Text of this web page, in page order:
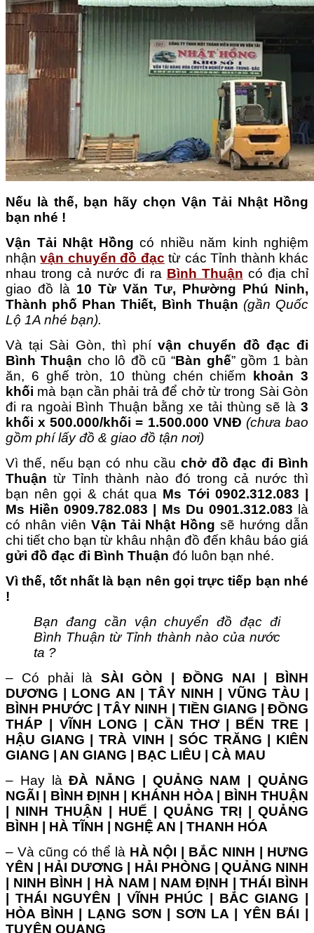
Nếu là thế, bạn hãy chọn Vận Tải Nhật Hồng
bạn nhé !
Vận Tải Nhật Hồng có nhiều năm kinh nghiệm
nhậnvận chuyển đồ đạc từ các Tỉnh thành khác
nhau trong cả nước đi ra Bình Thuận có địa chỉ
giao đồ là 10 Từ Văn Tư, Phường Phú Ninh,
Thành phố Phan Thiết, Bình Thuận (gần Quốc
Lộ 1A nhé bạn).
Và tại Sài Gòn, thì phívận chuyển đồ đạc đi
Bình Thuận cho lô đồ cũ “Bàn ghế” gồm 1 bàn
ăn, 6 ghế tròn, 10 thùng chén chiếm
khoản 3
khối mà bạn cần phải trả để chở từ trong Sài Gòn
đi ra ngoài Bình Thuận bằng xe tải thùng sẽ là 3
khối x 500.000/khối = 1.500.000 VNĐ (chưa bao
gồm phí lấy đồ & giao đồ tận nơi)
Vì thế, nếu bạn có nhu cầu chở đồ đạc đi Bình
Thuận từ Tỉnh thành nào đó trong cả nước thì
bạn nên gọi & chát qua Ms Tới 0902.312.083 |
Ms Hiền 0909.782.083 | Ms Du 0901.312.083 là
có nhân viên Vận Tải Nhật Hồng sẽ hướng dẫn
chi tiết cho bạn từ khâu nhận đồ đến khâu báo giá
gửi đồ đạc đi Bình Thuận đó luôn bạn nhé.
Vì thế, tốt nhất là bạn nên gọi trực tiếp bạn nhé
!
Bạn đang cần vận chuyển đồ đạc đi
Bình Thuận từ Tỉnh thành nào của nước
ta ?
– Có phải là SÀI GÒN | ĐỒNG NAI | BÌNH
DƯƠNG | LONG AN | TÂY NINH | VŨNG TÀU |
BÌNH PHƯỚC | TÂY NINH | TIỀN GIANG | ĐỒNG
THÁP | VĨNH LONG | CẦN THƠ | BẾN TRE |
HẬU GIANG | TRÀ VINH | SÓC TRĂNG | KIÊN
GIANG | AN GIANG | BẠC LIÊU | CÀ MAU
– Hay làĐÀ NẴNG | QUẢNG NAM | QUẢNG
NGÃI | BÌNH ĐỊNH | KHÁNH HÒA | BÌNH THUẬN
| NINH THUẬN | HUẾ | QUẢNG TRỊ | QUẢNG
BÌNH | HÀ TĨNH | NGHỆ AN | THANH HÓA
– Và cũng có thể là HÀ NỘI | BẮC NINH | HƯNG
YÊN | HẢI DƯƠNG | HẢI PHÒNG | QUẢNG NINH
| NINH BÌNH | HÀ NAM | NAM ĐỊNH | THÁI BÌNH
| THÁI NGUYÊN | VĨNH PHÚC | BẮC GIANG |
HÒA BÌNH | LẠNG SƠN | SƠN LA | YÊN BÁI |
TUYÊN QUANG